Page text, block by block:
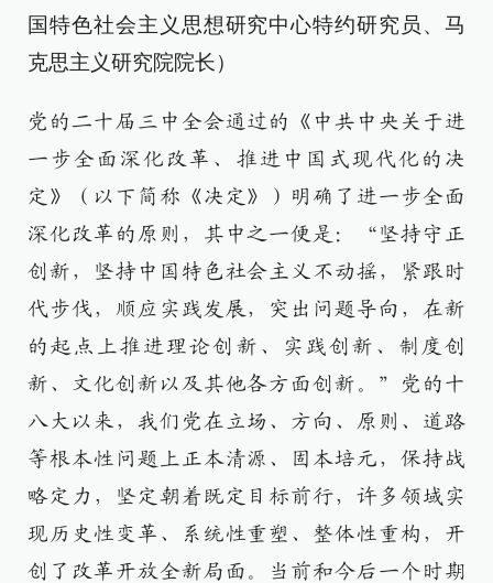
国特色社会主义思想研究中心特约研究员、马
克思主义研究院院长）
党的二十届三中全会通过的《中共中央关于进
一步全面深化改革、推进中国式现代化的决
定》（以下简称《决定》）明确了进一步全面
深化改革的原则，其中之一便是：“坚持守正
创新，坚持中国特色社会主义不动摇，紧跟时
代步伐，顺应实践发展，突出问题导向，在新
的起点上推进理论创新、实践创新、制度创
新、文化创新以及其他各方面创新。”党的十
八大以来，我们党在立场、方向、原则、道路
等根本性问题上正本清源、固本培元，保持战
略定力，坚定朝着既定目标前行，许多领域实
现历史性变革、系统性重塑、整体性重构，开
创了改革开放全新局面。当前和今后一个时期